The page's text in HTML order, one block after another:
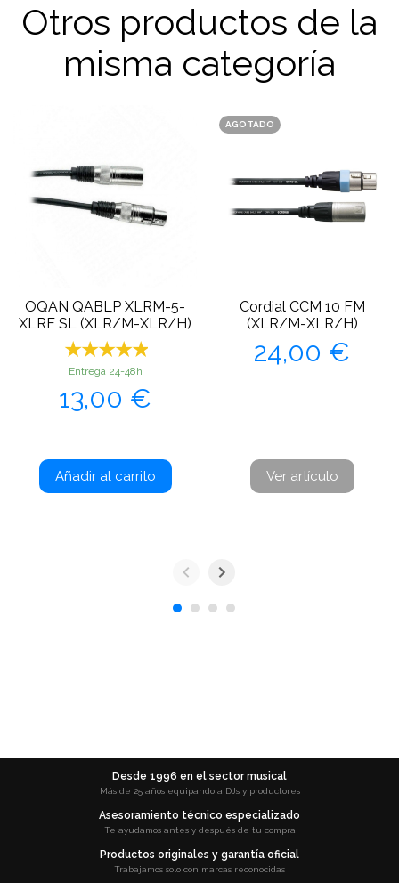
Otros productos de la
misma categoría
OQAN QABLP XLRM-5-
XLRF SL (XLR/M-XLR/H)
Entrega 24-48h
Precio
13,00 €
Añadir al carrito
AGOTADO
Cordial CCM 10 FM
(XLR/M-XLR/H)
Precio
24,00 €
Ver artículo
Desde 1996 en el sector musical
Más de 25 años equipando a DJs y productores
Asesoramiento técnico especializado
Te ayudamos antes y después de tu compra
Productos originales y garantía oficial
Trabajamos solo con marcas reconocidas